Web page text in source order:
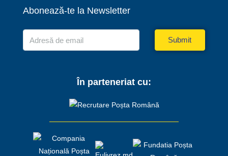
Abonează-te la Newsletter
Submit
În parteneriat cu: